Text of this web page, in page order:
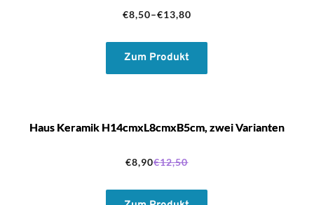
€8,50–€13,80
Zum Produkt
Haus Keramik H14cmxL8cmxB5cm, zwei Varianten
€12,50
Ursprünglicher
Preis
€8,90
Aktueller
Preis